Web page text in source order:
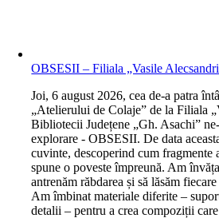
OBSESII – Filiala „Vasile
Joi, 6 august 2026, cea de-a patra
„Atelierului de Colaje” de la Filiala
Bibliotecii Județene „Gh. Asachi”
explorare - OBSESII. De data
cuvinte, descoperind cum fragmente
spune o poveste împreună. Am
antrenăm răbdarea și să lăsăm
Am îmbinat materiale diferite –
detalii – pentru a crea compoziții